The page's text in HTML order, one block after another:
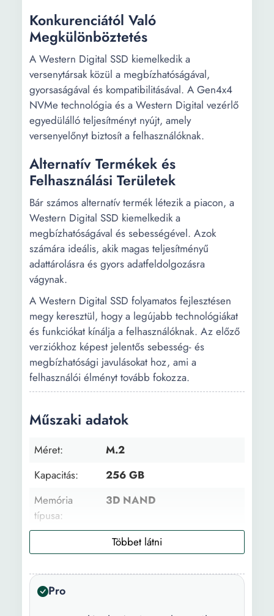
Konkurenciától Való
Megkülönböztetés
A Western Digital SSD kiemelkedik a
versenytársak közül a megbízhatóságával,
gyorsaságával és kompatibilitásával. A Gen4x4
NVMe technológia és a Western Digital vezérlő
egyedülálló teljesítményt nyújt, amely
versenyelőnyt biztosít a felhasználóknak.
Alternatív Termékek és
Felhasználási Területek
Bár számos alternatív termék létezik a piacon, a
Western Digital SSD kiemelkedik a
megbízhatóságával és sebességével. Azok
számára ideális, akik magas teljesítményű
adattárolásra és gyors adatfeldolgozásra
vágynak.
A Western Digital SSD folyamatos fejlesztésen
megy keresztül, hogy a legújabb technológiákat
és funkciókat kínálja a felhasználóknak. Az előző
verziókhoz képest jelentős sebesség- és
megbízhatósági javulásokat hoz, ami a
felhasználói élményt tovább fokozza.
Műszaki adatok
Méret:
M.2
Kapacitás:
256 GB
Memória
típusa:
3D NAND
sebesség:
4000 MB/s
Pro